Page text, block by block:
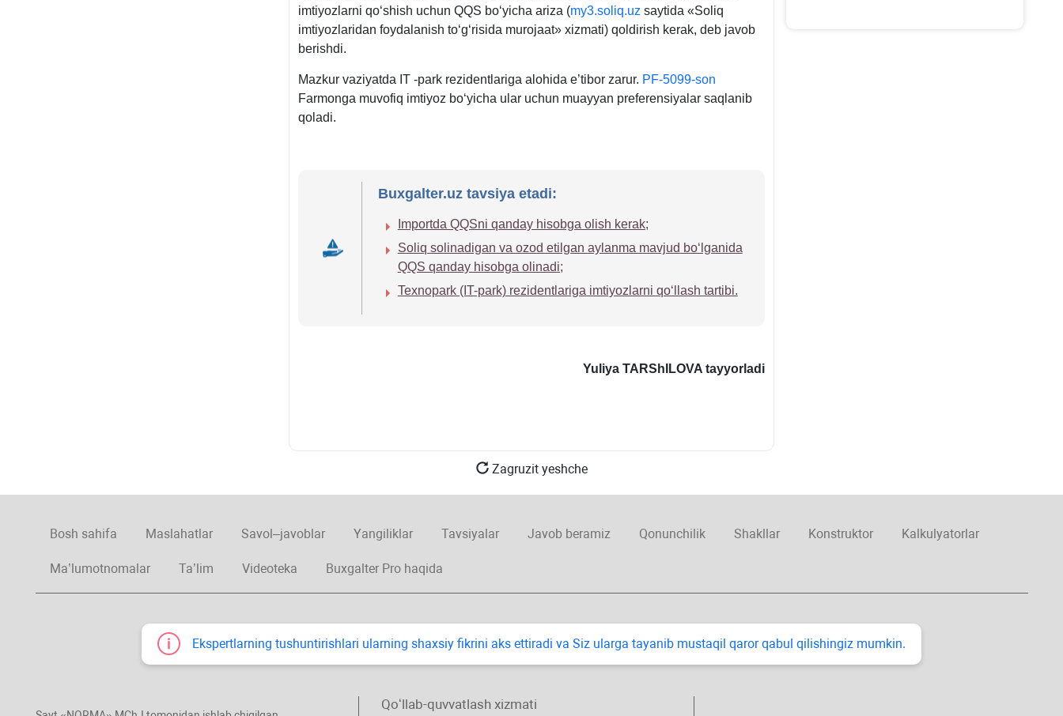
imtiyozlarni qoʻshish uchun QQS boʻyicha ariza (my3.soliq.uzsaytida «Soliq
imtiyozlaridan foydalanish toʻgʻrisida murojaat» хizmati) qoldirish kerak, deb javob
berishdi.
Mazkur vaziyatda IT -park rezidentlariga alohida e’tibor zarur. PF-5099-son
Farmonga muvofiq imtiyoz boʻyicha ular uchun muayyan preferensiyalar saqlanib
qoladi.
Buxgalter.uz tavsiya etadi:
Importda QQSni qanday hisobga olish kerak;
Soliq solinadigan va ozod etilgan aylanma mavjud boʻlganida
QQS qanday hisobga olinadi;
Teхnopark (IT-park) rezidentlariga imtiyozlarni qoʻllash tartibi.
Yuliya TARShILOVAtayyorladi
Zagruzit yeshche
Bosh sahifa Maslahatlar Savol–javoblar Yangiliklar Tavsiyalar Javob beramiz Qonunchilik Shakllar Konstruktor Kalkulyatorlar
Ma’lumotnomalar Ta’lim Videoteka Buxgalter Pro haqida
Ekspertlarning tushuntirishlari ularning shaхsiy fikrini aks ettiradi va Siz ularga tayanib mustaqil qaror qabul qilishingiz mumkin.
Qoʻllab-quvvatlash хizmati